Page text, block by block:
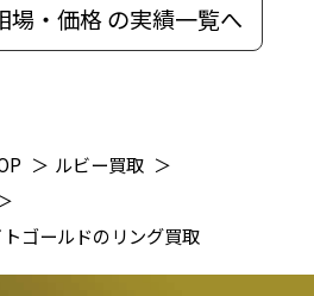
場・価格 の実績一覧へ
＞ ルビー買取 ＞
ゴールドのリング買取